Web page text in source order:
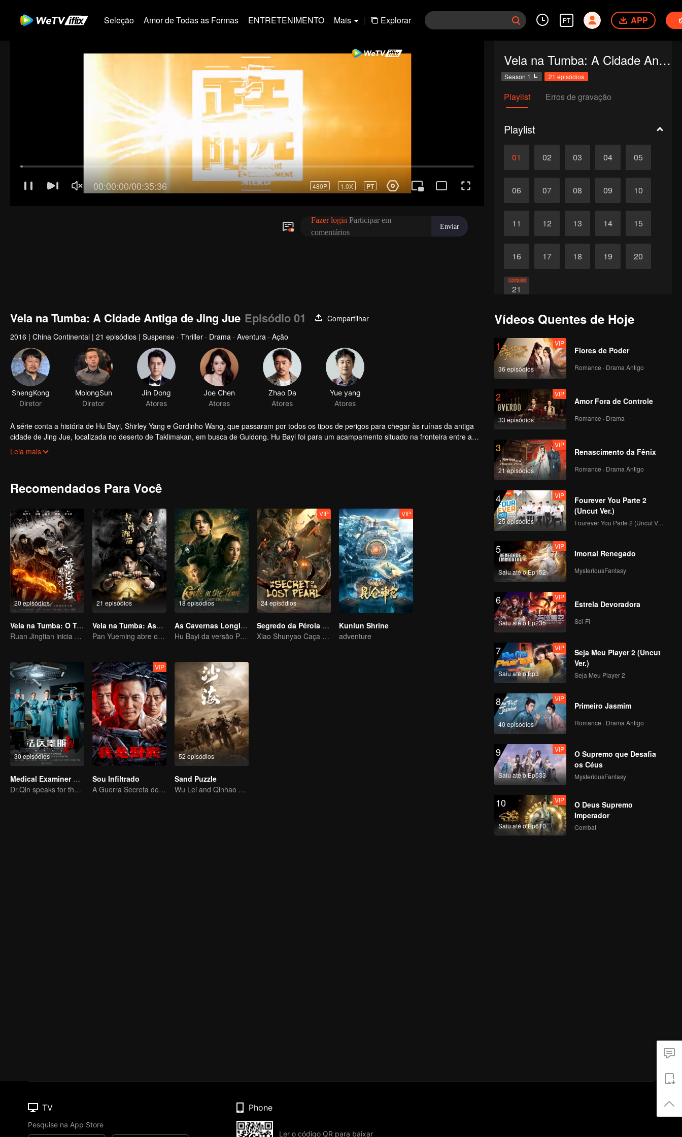
Seleção Amor de Todas as Formas ENTRETENIMENTO Mais | Explorar PT APP
Vela na Tumba: A Cidade Antiga de Jing Jue
Season 1 21 episódios
Playlist Erros de gravação
Playlist
01 02 03 04 05
06 07 08 09 10
11 12 13 14 15
16 17 18 19 20
21
Completo
Vela na Tumba: A Cidade Antiga de Jing Jue Episódio 01
Compartilhar
2016 | China Continental | 21 episódios | Suspense · Thriller · Drama · Aventura · Ação
ShengKong
Diretor
MolongSun
Diretor
A série conta a história de Hu Bayi, Shirley Yang e Gordinho Wang, que passaram por todos os tipos de perigos para chegar às ruínas da antiga
cidade de Jing Jue, localizada no deserto de Taklimakan, em busca de Guidong. Hu Bayi foi para um acampamento situado na fronteira entre a
China e a Mongólia, durante a Revolução Cultural Chinesa. Ele levou o único livro que restou na sua casa: “Truques Ocultos de Yin Yang em 16
os perigos até chegar às ruínas da antiga cidade de Jing Jue, no deserto de Taklimakan, e entrou na caverna subterrânea de Guidong. Existem
Leia mais
Recomendados Para Você
20 episódios
Vela na Tumba: O Túmulo da Doninha Amarela
Ruan Jingtian inicia uma aventura com a equipe de expedicão
21 episódios
Vela na Tumba: Assalto ao Mausoléu de Xiangxi
Pan Yueming abre o caixão pendurado no penhasco
18 episódios
As Cavernas Longling
Hu Bayi da versão Pan Yueming lidera a nova aventura perigosa
24 episódios
VIP
Segredo da Pérola Perdida
Xiao Shunyao Caça Tesouros para Quebrar a Maldição de Sangue
VIP
Kunlun Shrine
adventure
30 episódios
Medical Examiner Dr. Qin:The Survivor
Dr.Qin speaks for the dead.
VIP
Sou Infiltrado
A Guerra Secreta de Collin Chou
52 episódios
Sand Puzzle
Wu Lei and Qinhao opens their adventure tour.
Vídeos Quentes de Hoje
1
36 episódios
VIP
Flores de Poder
Romance · Drama Antigo
2
33 episódios
VIP
Amor Fora de Controle
Romance · Drama
3
21 episódios
VIP
Renascimento da Fênix
Romance · Drama Antigo
4
25 episódios
VIP
Fourever You Parte 2
(Uncut Ver.)
Fourever You Parte 2 (Uncut Ver.)
5
Saiu até o Ep152
VIP
Imortal Renegado
MysteriousFantasy
6
Saiu até o Ep235
VIP
Estrela Devoradora
Sci-Fi
7
Saiu até o Ep3
VIP
Seja Meu Player 2 (Uncut
Ver.)
Seja Meu Player 2
8
40 episódios
VIP
Primeiro Jasmim
Romance · Drama Antigo
9
Saiu até o Ep533
VIP
O Supremo que Desafia
os Céus
MysteriousFantasy
10
Saiu até o Ep610
VIP
O Deus Supremo
Imperador
Combat
TV
Pesquise na App Store
Phone
Ler o código QR para baixar